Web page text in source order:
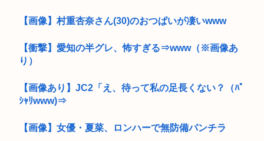
【画像】村重杏奈さん(30)のおつぱいが凄いwww
【衝撃】愛知の半グレ、怖すぎる⇒www（※画像あ
り）
【画像あり】JC2「え、待って私の足長くない？（ﾊﾟ
ｼｬﾘwww)⇒
【画像】女優・夏菜、ロンハーで無防備パンチラ